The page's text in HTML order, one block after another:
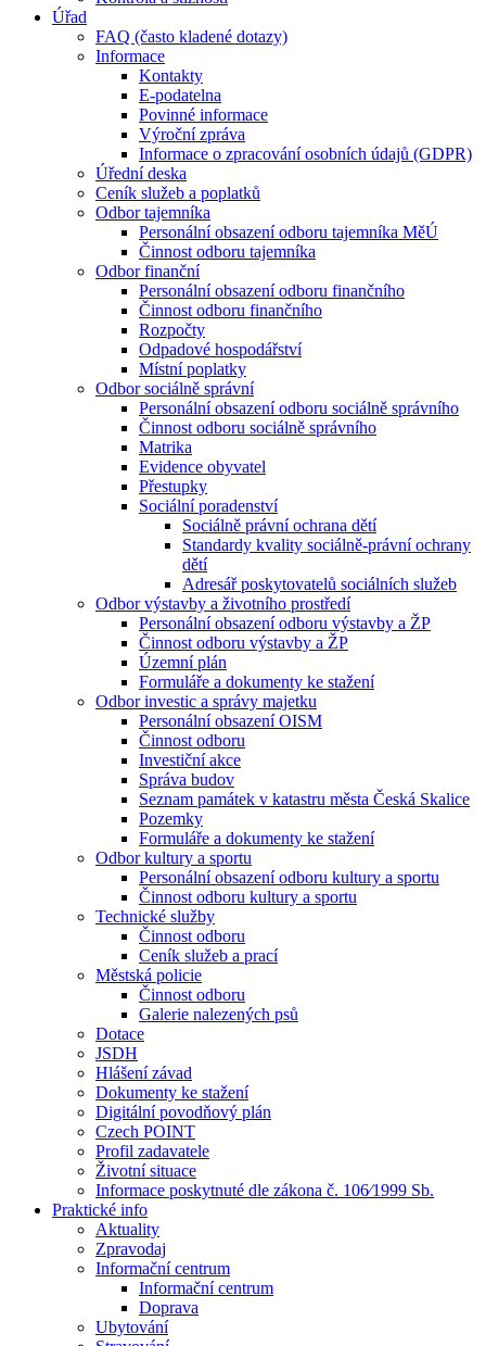
Úřad
FAQ (často kladené dotazy)
Informace
Kontakty
E-podatelna
Povinné informace
Výroční zpráva
Informace o zpracování osobních údajů (GDPR)
Úřední deska
Ceník služeb a poplatků
Odbor tajemníka
Personální obsazení odboru tajemníka MěÚ
Činnost odboru tajemníka
Odbor finanční
Personální obsazení odboru finančního
Činnost odboru finančního
Rozpočty
Odpadové hospodářství
Místní poplatky
Odbor sociálně správní
Personální obsazení odboru sociálně správního
Činnost odboru sociálně správního
Matrika
Evidence obyvatel
Přestupky
Sociální poradenství
Sociálně právní ochrana dětí
Standardy kvality sociálně-právní ochrany
dětí
Adresář poskytovatelů sociálních služeb
Odbor výstavby a životního prostředí
Personální obsazení odboru výstavby a ŽP
Činnost odboru výstavby a ŽP
Územní plán
Formuláře a dokumenty ke stažení
Odbor investic a správy majetku
Personální obsazení OISM
Činnost odboru
Investiční akce
Správa budov
Seznam památek v katastru města Česká Skalice
Pozemky
Formuláře a dokumenty ke stažení
Odbor kultury a sportu
Personální obsazení odboru kultury a sportu
Činnost odboru kultury a sportu
Technické služby
Činnost odboru
Ceník služeb a prací
Městská policie
Činnost odboru
Galerie nalezených psů
Dotace
JSDH
Hlášení závad
Dokumenty ke stažení
Digitální povodňový plán
Czech POINT
Profil zadavatele
Životní situace
Informace poskytnuté dle zákona č. 106⁄1999 Sb.
Praktické info
Aktuality
Zpravodaj
Informační centrum
Informační centrum
Doprava
Ubytování